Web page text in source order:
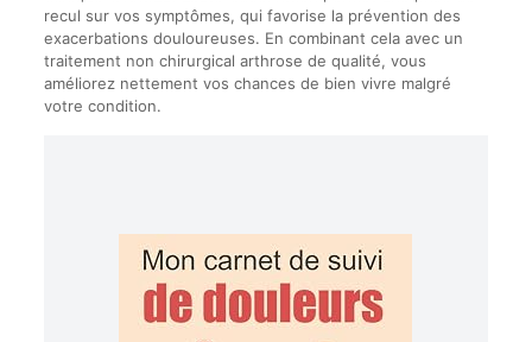
recul sur vos symptômes, qui favorise la prévention des
exacerbations douloureuses. En combinant cela avec un
traitement non chirurgical arthrose de qualité, vous
améliorez nettement vos chances de bien vivre malgré
votre condition.